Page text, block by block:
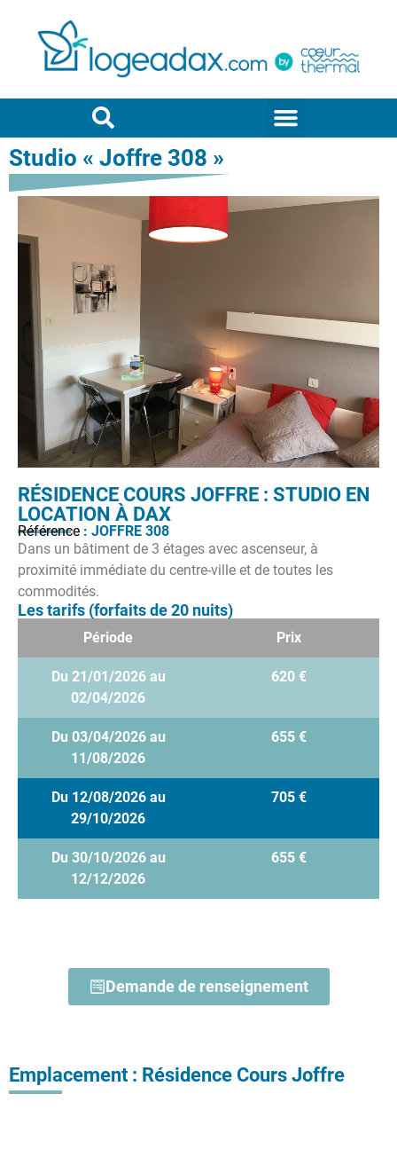
Studio « Joffre 308 »
RÉSIDENCE COURS JOFFRE : STUDIO EN
LOCATION À DAX
Référence : JOFFRE 308
Dans un bâtiment de 3 étages avec ascenseur, à
proximité immédiate du centre-ville et de toutes les
commodités.
Les tarifs (forfaits de 20 nuits)
Période Prix
Du 21/01/2026 au
02/04/2026
620 €
Du 03/04/2026 au
11/08/2026
655 €
Du 12/08/2026 au
29/10/2026
705 €
Du 30/10/2026 au
12/12/2026
655 €
Demande de renseignement
Emplacement : Résidence Cours Joffre